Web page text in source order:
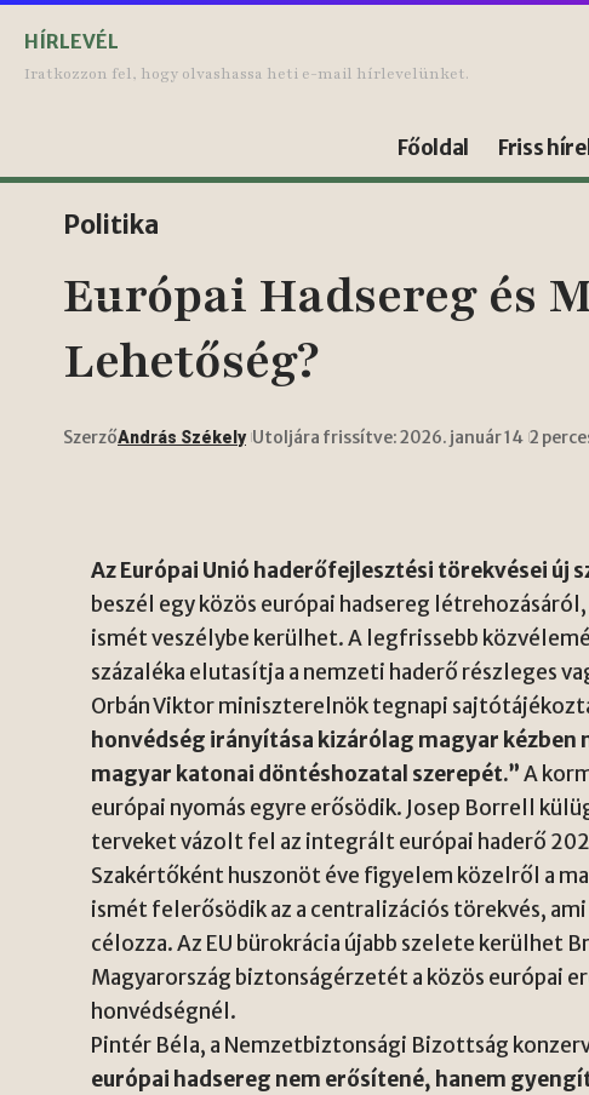
HÍRLEVÉL
Iratkozzon fel, hogy olvashassa heti e-mail hírlevelünket.
Főoldal Friss
Politika
Európai Hadsereg és
Lehetőség?
SzerzőAndrás Székely Utoljára frissítve: 2026. január 14 2
Az Európai Unió haderőfejlesztési törekvései új
beszél egy közös európai hadsereg
ismét veszélybe kerülhet. A legfrissebb
százaléka elutasítja a nemzeti haderő részleges
Orbán Viktor miniszterelnök tegnapi
honvédség irányítása kizárólag magyar kézben
magyar katonai döntéshozatal szerepét.”A
európai nyomás egyre erősödik. Josep Borrell
terveket vázolt fel az integrált európai haderő
Szakértőként huszonöt éve figyelem közelről a
ismét felerősödik az a centralizációs törekvés,
célozza. Az EU bürokrácia újabb szelete kerülhet
Magyarország biztonságérzetét a közös európai
honvédségnél.
Pintér Béla, a Nemzetbiztonsági Bizottság
európai hadsereg nem erősítené, hanem